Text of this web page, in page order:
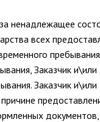
ненадлежащее
всех
Заказчик
Заказчик